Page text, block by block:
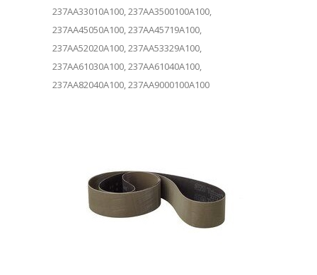
237AA33010A100, 237AA3500100A100,
237AA45050A100, 237AA45719A100,
237AA52020A100, 237AA53329A100,
237AA61030A100, 237AA61040A100,
237AA82040A100, 237AA9000100A100